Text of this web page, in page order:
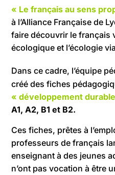
« Le français au sens
à l’Alliance Française de
faire découvrir le français
écologique et l’écologie
Dans ce cadre, l’équipe
créé des fiches
« développement
A1, A2, B1 et B2.
Ces fiches, prêtes à
professeurs de français
enseignant à des jeunes
n’ont pas vocation à être